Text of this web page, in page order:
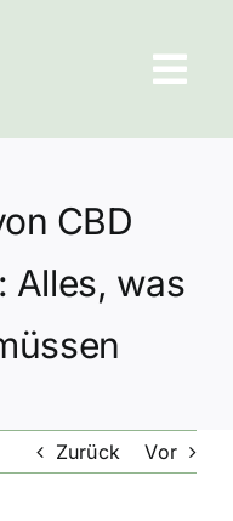
CBD
Alles, was
Zurück Vor